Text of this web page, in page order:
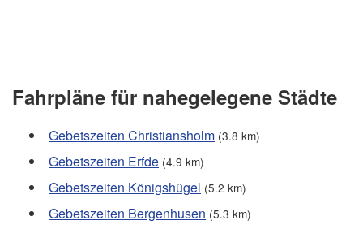
Fahrpläne für nahegelegene Städte
Gebetszeiten Christiansholm (3.8 km)
Gebetszeiten Erfde (4.9 km)
Gebetszeiten Königshügel (5.2 km)
Gebetszeiten Bergenhusen (5.3 km)